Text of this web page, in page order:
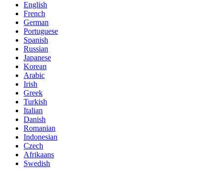
English
French
German
Portuguese
Spanish
Russian
Japanese
Korean
Arabic
Irish
Greek
Turkish
Italian
Danish
Romanian
Indonesian
Czech
Afrikaans
Swedish